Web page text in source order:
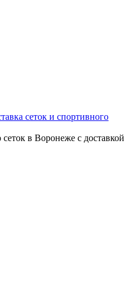
в Воронеже с доставкой